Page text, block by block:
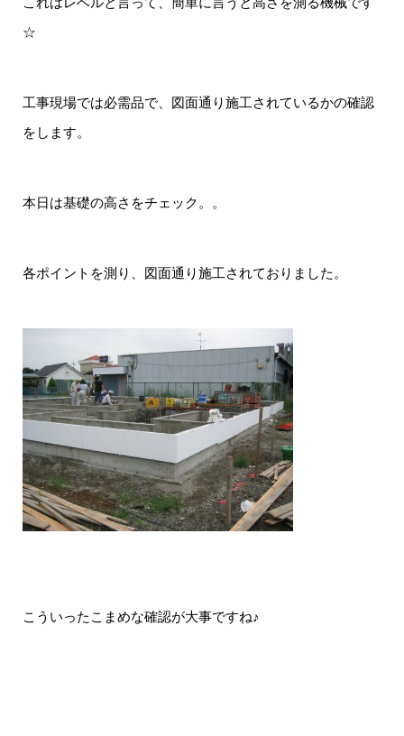
☆
工事現場では必需品で、図面通り施工されているかの確認
をします。
本日は基礎の高さをチェック。。
各ポイントを測り、図面通り施工されておりました。
こういったこまめな確認が大事ですね♪